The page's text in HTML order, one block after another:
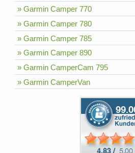
» Garmin Camper 770
» Garmin Camper 780
» Garmin Camper 785
» Garmin Camper 890
» Garmin CamperCam 795
» Garmin CamperVan